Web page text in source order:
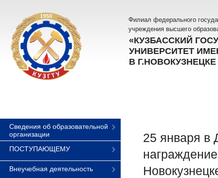
Филиал федерального
учреждения высшего
«КУЗБАССКИЙ
УНИВЕРСИТЕТ
В Г.НОВОКУЗНЕЦКЕ
Сведения об образовательной
организации
ПОСТУПАЮЩЕМУ
Внеучебная деятельность
25 января в